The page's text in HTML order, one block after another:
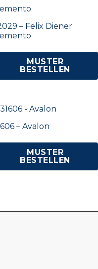
– Felix Diener
MUSTER
BESTELLEN
– Avalon
MUSTER
BESTELLEN